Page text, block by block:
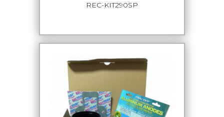
REC-KIT290SP